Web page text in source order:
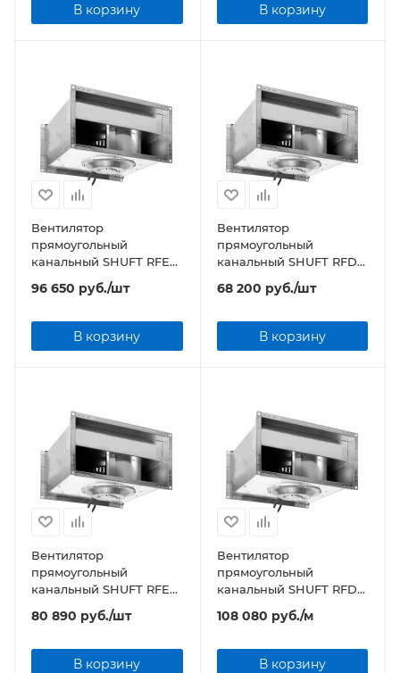
В корзину В корзину
Вентилятор
прямоугольный
канальный SHUFT RFE
600х300-4 VIM
96 650 руб./шт
В корзину
Вентилятор
прямоугольный
канальный SHUFT RFD
600х350-4 VIM
68 200 руб./шт
В корзину
Вентилятор
прямоугольный
канальный SHUFT RFE
600х350-4 VIM
80 890 руб./шт
В корзину
Вентилятор
прямоугольный
канальный SHUFT RFD
700х400-4 VIM
108 080 руб./м
В корзину